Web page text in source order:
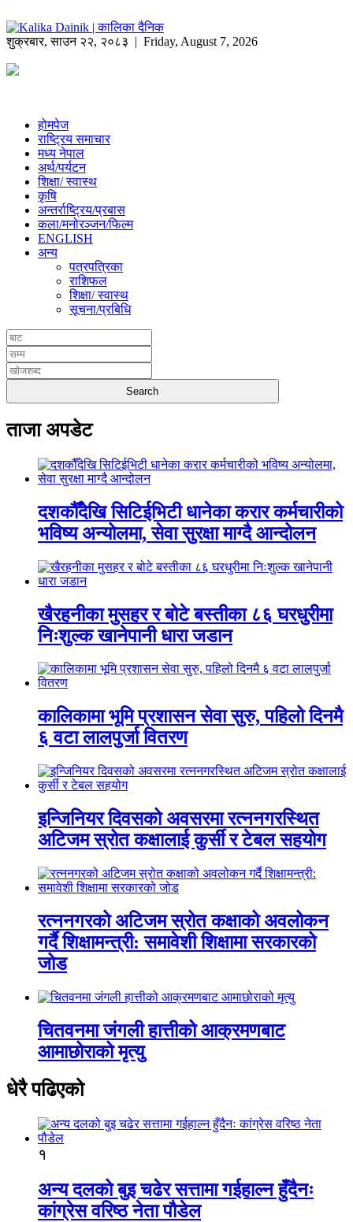
शुक्रबार,साउन २२, २०८३ | Friday, August 7, 2026
होमपेज
राष्ट्रिय समाचार
मध्य नेपाल
अर्थ/पर्यटन
शिक्षा/ स्वास्थ
कृषि
अन्तर्राष्ट्रिय/प्रबास
कला/मनोरञ्जन/फिल्म
ENGLISH
अन्य
पत्रपत्रिका
राशिफल
शिक्षा/ स्वास्थ
सूचना/प्रबिधि
ताजा अपडेट
दशकौँदेखि सिटिईभिटी धानेका करार कर्मचारीको
भविष्य अन्योलमा, सेवा सुरक्षा माग्दै आन्दोलन
खैरहनीका मुसहर र बोटे बस्तीका ८६ घरधुरीमा
निःशुल्क खानेपानी धारा जडान
कालिकामा भूमि प्रशासन सेवा सुरु, पहिलो दिनमै
६ वटा लालपुर्जा वितरण
इन्जिनियर दिवसको अवसरमा रत्ननगरस्थित
अटिजम स्रोत कक्षालाई कुर्सी र टेबल सहयोग
रत्ननगरको अटिजम स्रोत कक्षाको अवलोकन
गर्दै शिक्षामन्त्री: समावेशी शिक्षामा सरकारको
जोड
चितवनमा जंगली हात्तीको आक्रमणबाट
आमाछोराको मृत्यु
धेरै पढिएको
१
अन्य दलको बुइ चढेर सत्तामा गईहाल्न हुँदैनः
कांग्रेस वरिष्ठ नेता पौडेल